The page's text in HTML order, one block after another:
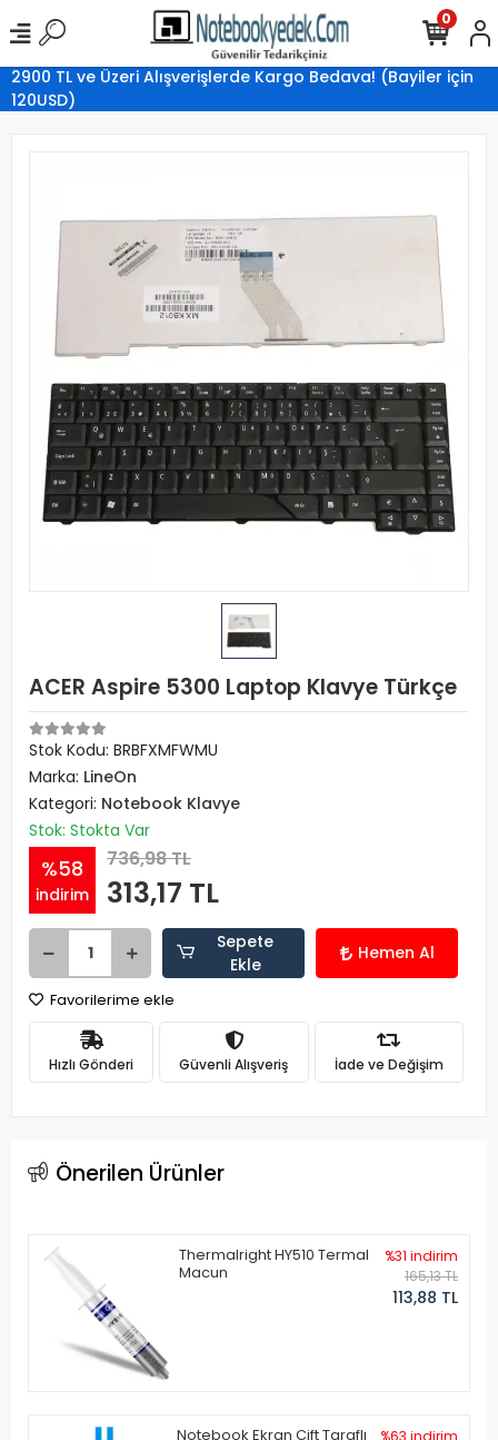
2900 TL ve Üzeri Alışverişlerde Kargo Bedava! (Bayiler için
120USD)
0
ACER Aspire 5300 Laptop Klavye Türkçe
Stok Kodu: BRBFXMFWMU
Marka: LineOn
Kategori: Notebook Klavye
Stok: Stokta Var
%58
indirim
736,98 TL
313,17 TL
Sepete
Ekle
Hemen Al
Favorilerime ekle
Hızlı Gönderi Güvenli Alışveriş İade ve Değişim
Önerilen Ürünler
Thermalright HY510 Termal
Macun
%31 indirim
165,13 TL
113,88 TL
Notebook Ekran Çift Taraflı
%63 indirim